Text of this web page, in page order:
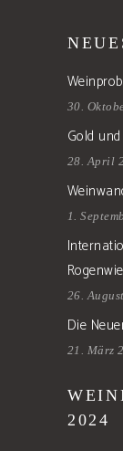
30.
Gold
28. April
1.
26.
Die
21. März
2024